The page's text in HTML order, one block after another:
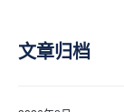
文章归档